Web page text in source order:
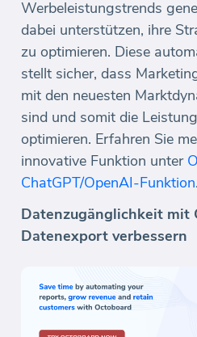
Werbeleistungstrends
dabei unterstützen, ihre
zu optimieren. Diese
stellt sicher, dass
mit den neuesten
sind und somit die
optimieren. Erfahren Sie
innovative Funktion unter
ChatGPT/OpenAI-Funktion.
Datenzugänglichkeit mit
Datenexport verbessern